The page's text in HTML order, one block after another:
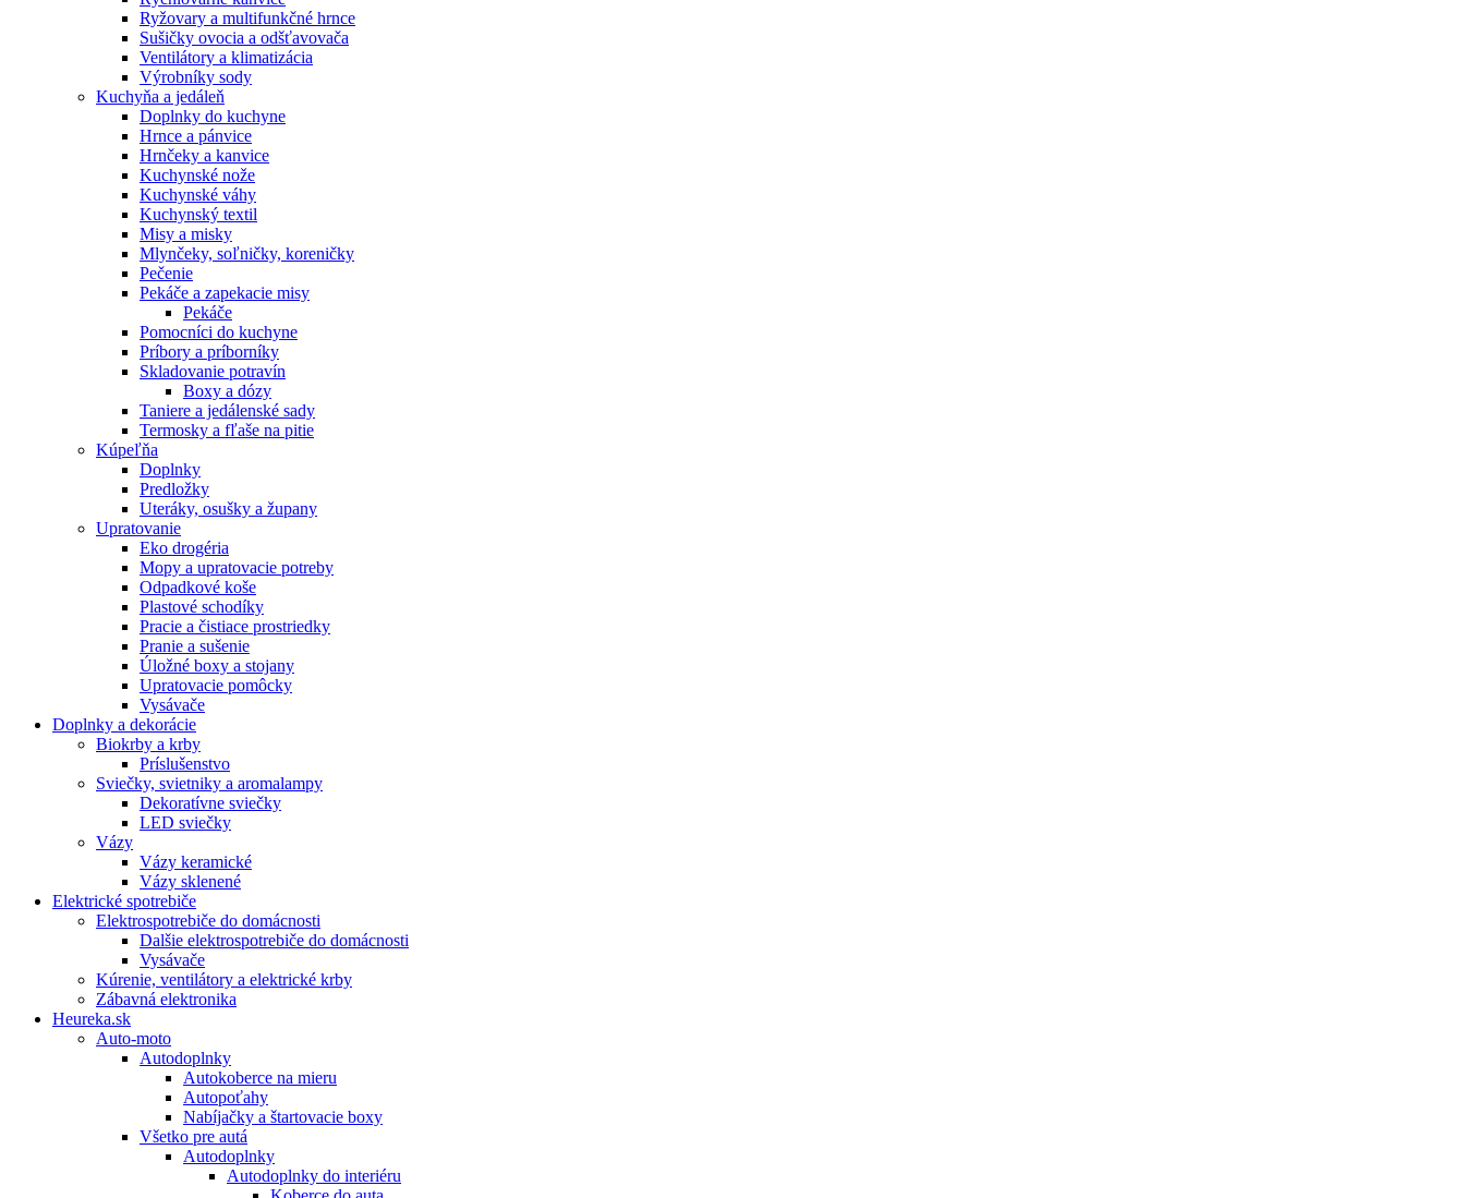
Ryžovary a multifunkčné hrnce
Sušičky ovocia a odšťavovača
Ventilátory a klimatizácia
Výrobníky sody
Kuchyňa a jedáleň
Doplnky do kuchyne
Hrnce a pánvice
Hrnčeky a kanvice
Kuchynské nože
Kuchynské váhy
Kuchynský textil
Misy a misky
Mlynčeky, soľničky, koreničky
Pečenie
Pekáče a zapekacie misy
Pekáče
Pomocníci do kuchyne
Príbory a príborníky
Skladovanie potravín
Boxy a dózy
Taniere a jedálenské sady
Termosky a fľaše na pitie
Kúpeľňa
Doplnky
Predložky
Uteráky, osušky a župany
Upratovanie
Eko drogéria
Mopy a upratovacie potreby
Odpadkové koše
Plastové schodíky
Pracie a čistiace prostriedky
Pranie a sušenie
Úložné boxy a stojany
Upratovacie pomôcky
Vysávače
Doplnky a dekorácie
Biokrby a krby
Príslušenstvo
Sviečky, svietniky a aromalampy
Dekoratívne sviečky
LED sviečky
Vázy
Vázy keramické
Vázy sklenené
Elektrické spotrebiče
Elektrospotrebiče do domácnosti
Dalšie elektrospotrebiče do domácnosti
Vysávače
Kúrenie, ventilátory a elektrické krby
Zábavná elektronika
Heureka.sk
Auto-moto
Autodoplnky
Autokoberce na mieru
Autopoťahy
Nabíjačky a štartovacie boxy
Všetko pre autá
Autodoplnky
Autodoplnky do interiéru